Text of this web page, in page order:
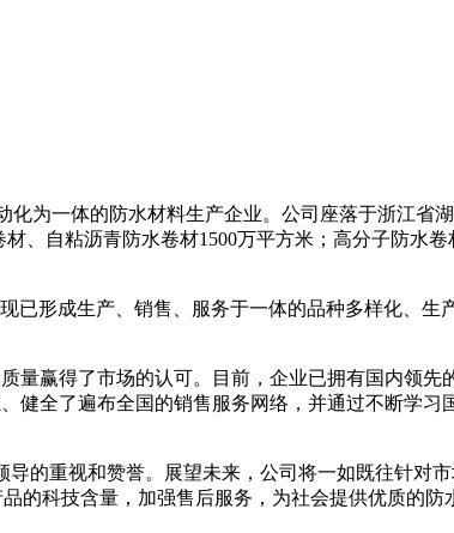
为一体的防水材料生产企业。公司座落于浙江省
、自粘沥青防水卷材1500万平方米；高分子防水卷
已形成生产、销售、服务于一体的品种多样化、生
量赢得了市场的认可。目前，企业已拥有国内领先
全了遍布全国的销售服务网络，并通过不断学习
的重视和赞誉。展望未来，公司将一如既往针对
的科技含量，加强售后服务，为社会提供优质的防